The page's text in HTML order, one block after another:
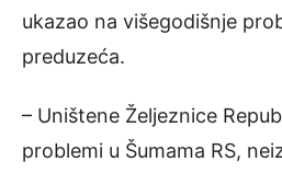
ukazao na višegodišnje
preduzeća.
– Uništene Željeznice
problemi u Šumama RS,